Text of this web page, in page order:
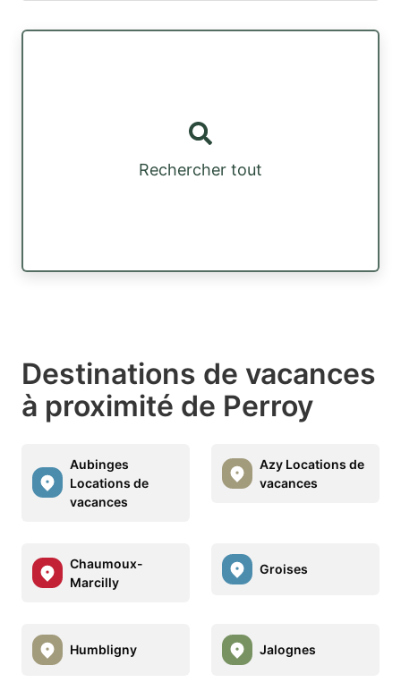
Rechercher tout
Destinations de vacances
à proximité de Perroy
Aubinges
Locations de
vacances
Azy Locations de
vacances
Chaumoux-
Marcilly
Groises
Humbligny Jalognes